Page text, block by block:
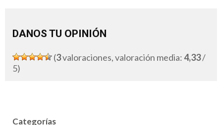
DANOS TU OPINIÓN
(3valoraciones, valoración media:4,33/
5)
Categorías